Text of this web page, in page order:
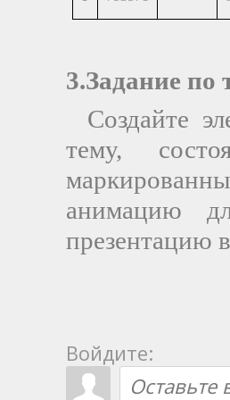
3.Задание по
Создайте
тему,
анимацию
презентацию
Войдите: